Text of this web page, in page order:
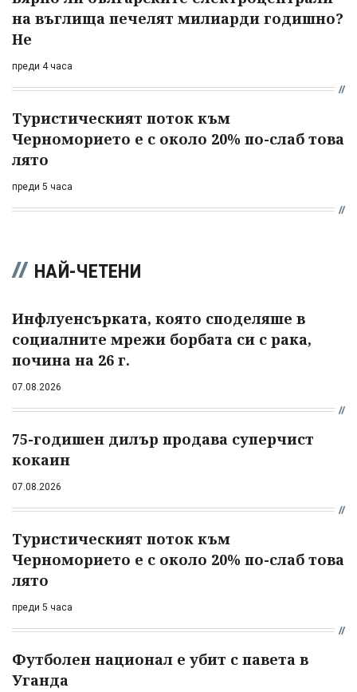
на въглища печелят милиарди годишно?
Не
преди 4 часа
Туристическият поток към
Черноморието е с около 20% по-слаб това
лято
преди 5 часа
НАЙ-ЧЕТЕНИ
Инфлуенсърката, която споделяше в
социалните мрежи борбата си с рака,
почина на 26 г.
07.08.2026
75-годишен дилър продава суперчист
кокаин
07.08.2026
Туристическият поток към
Черноморието е с около 20% по-слаб това
лято
преди 5 часа
Футболен национал е убит с павета в
Уганда